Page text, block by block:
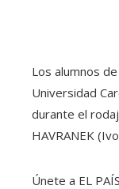
Los alumnos
Universidad
durante el
HAVRANEK
Únete a EL